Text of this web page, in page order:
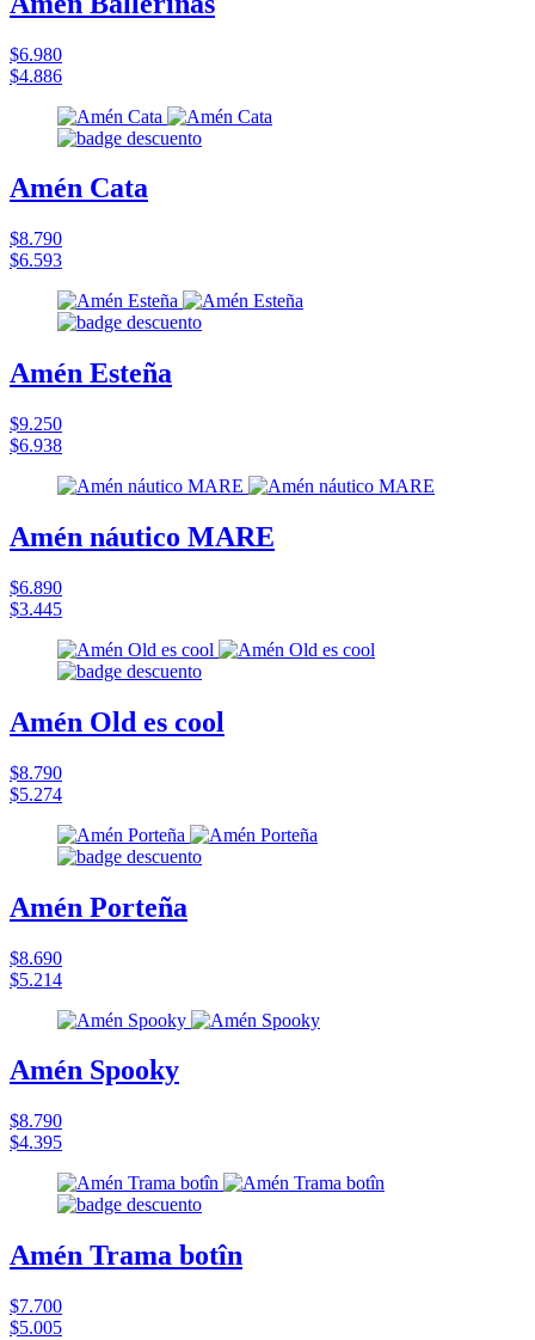
$6.980
$4.886
Amén Cata
$8.790
$6.593
Amén Esteña
$9.250
$6.938
Amén náutico MARE
$6.890
$3.445
Amén Old es cool
$8.790
$5.274
Amén Porteña
$8.690
$5.214
Amén Spooky
$8.790
$4.395
Amén Trama botîn
$7.700
$5.005